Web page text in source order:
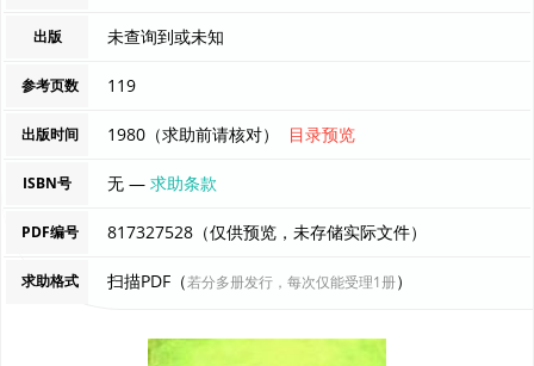
出版 未查询到或未知
参考页数 119
出版时间 1980（求助前请核对） 目录预览
ISBN号 无 —求助条款
PDF编号 817327528（仅供预览，未存储实际文件）
求助格式 扫描PDF（若分多册发行，每次仅能受理1册）